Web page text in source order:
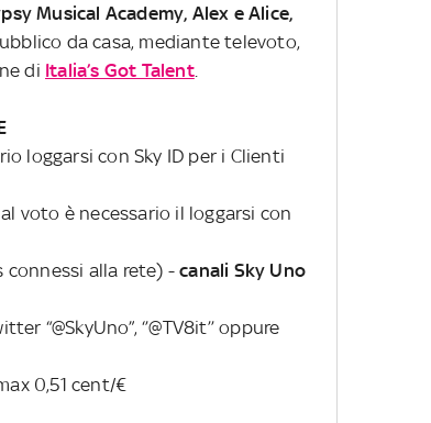
Musical Academy, Alex e Alice,
da casa, mediante televoto,
di Italia’s Got Talent.
loggarsi con Sky ID per i Clienti
voto è necessario il loggarsi con
connessi alla rete) -canali Sky Uno
“@SkyUno”, ‘’@TV8it’’ oppure
0,51 cent/€